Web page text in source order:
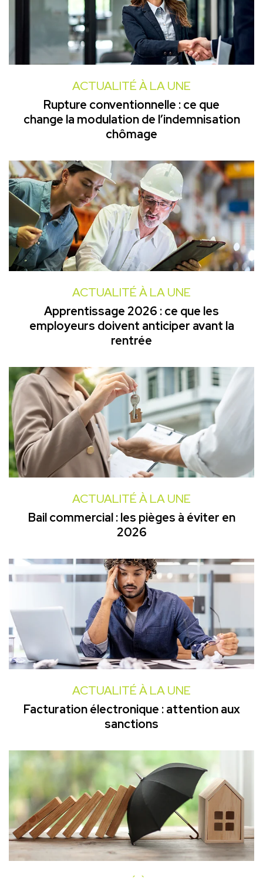
ACTUALITÉ À LA UNE
Rupture conventionnelle : ce que
change la modulation de l’indemnisation
chômage
ACTUALITÉ À LA UNE
Apprentissage 2026 : ce que les
employeurs doivent anticiper avant la
rentrée
ACTUALITÉ À LA UNE
Bail commercial : les pièges à éviter en
2026
ACTUALITÉ À LA UNE
Facturation électronique : attention aux
sanctions